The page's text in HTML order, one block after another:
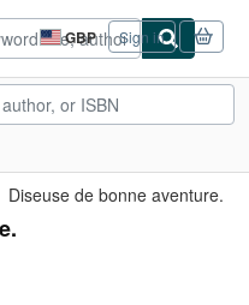
GBP
Site
shopping
preferences
Sign in
Diseuse de bonne aventure.